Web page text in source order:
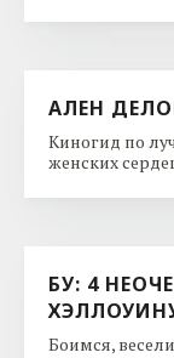
АЛЕН
Киногид по
женских
БУ: 4
Боимся,